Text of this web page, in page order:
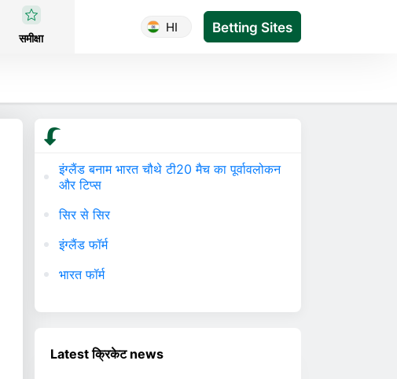
समीक्षा
HI Betting Sites
इंग्लैंड बनाम भारत चौथे टी20 मैच का पूर्वावलोकन
और टिप्स
सिर से सिर
इंग्लैंड फॉर्म
भारत फॉर्म
Latest क्रिकेट news